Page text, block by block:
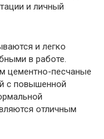
и личный
и легко
в работе.
цементно-песчаные
с повышенной
отличным